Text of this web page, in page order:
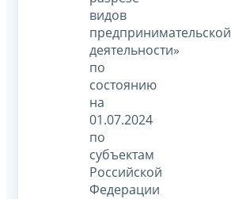
видов
предпринимательской
деятельности»
по
состоянию
на
01.07.2024
по
субъектам
Российской
Федерации